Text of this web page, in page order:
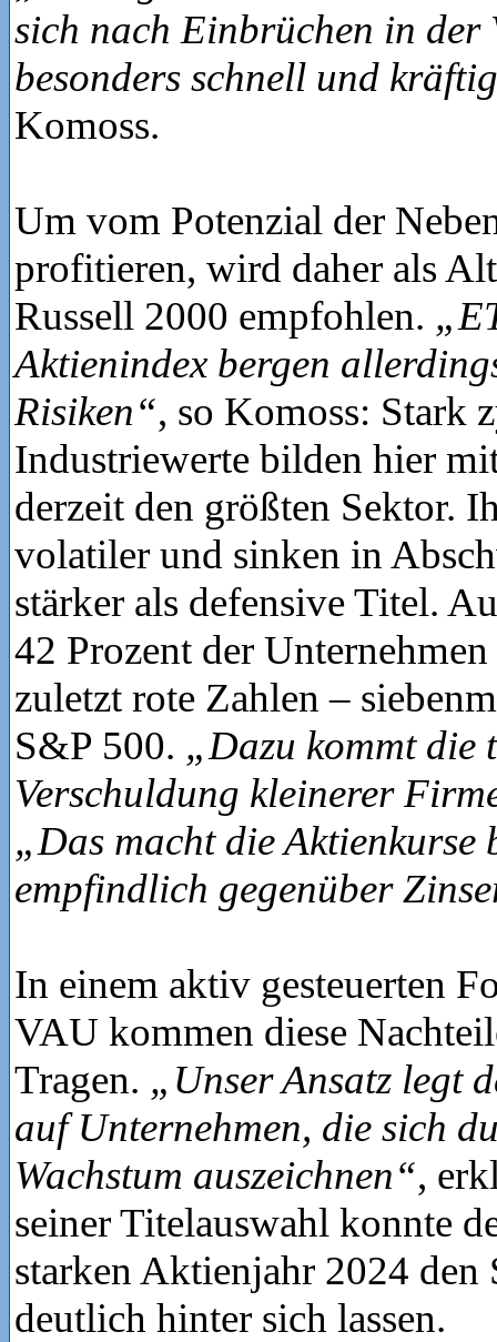
sich nach Einbrüchen in der
besonders schnell und
Komoss.
Um vom Potenzial der
profitieren, wird daher als
Russell 2000 empfohlen.
Aktienindex bergen
Risiken“, so Komoss: Stark
Industriewerte bilden hier
derzeit den größten Sektor.
volatiler und sinken in
stärker als defensive Titel.
42 Prozent der
zuletzt rote Zahlen –
S&P 500. „Dazu kommt die
Verschuldung kleinerer
„Das macht die Aktienkurse
empfindlich gegenüber
In einem aktiv gesteuerten
VAU kommen diese
Tragen. „Unser Ansatz legt
auf Unternehmen, die sich
Wachstum auszeichnen“,
seiner Titelauswahl konnte
starken Aktienjahr 2024 den
deutlich hinter sich lassen.